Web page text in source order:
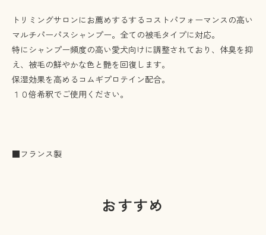
トリミングサロンにお薦めするするコストパフォーマンスの高い
マルチパーパスシャンプー。全ての被毛タイプに対応。
特にシャンプー頻度の高い愛犬向けに調整されており、体臭を抑
え、被毛の鮮やかな色と艶を回復します。
保湿効果を高めるコムギプロテイン配合。
１０倍希釈でご使用ください。
■フランス製
おすすめ